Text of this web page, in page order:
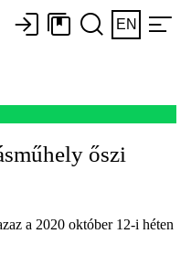
EN
őszi
a 2020 október 12-i héten